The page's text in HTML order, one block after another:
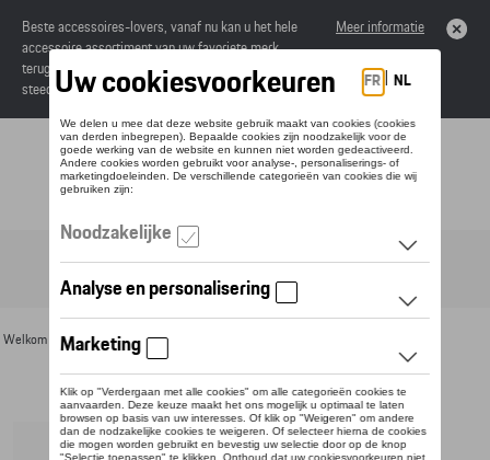
Beste accessoires-lovers, vanaf nu kan u het hele
accessoire assortiment van uw favoriete merk
terugvinden in de online catalogus. Deze kunnen
steeds besteld worden via uw dealer.
Meer informatie
Toggle navigation
Welkom >Voor u >Wielrennen